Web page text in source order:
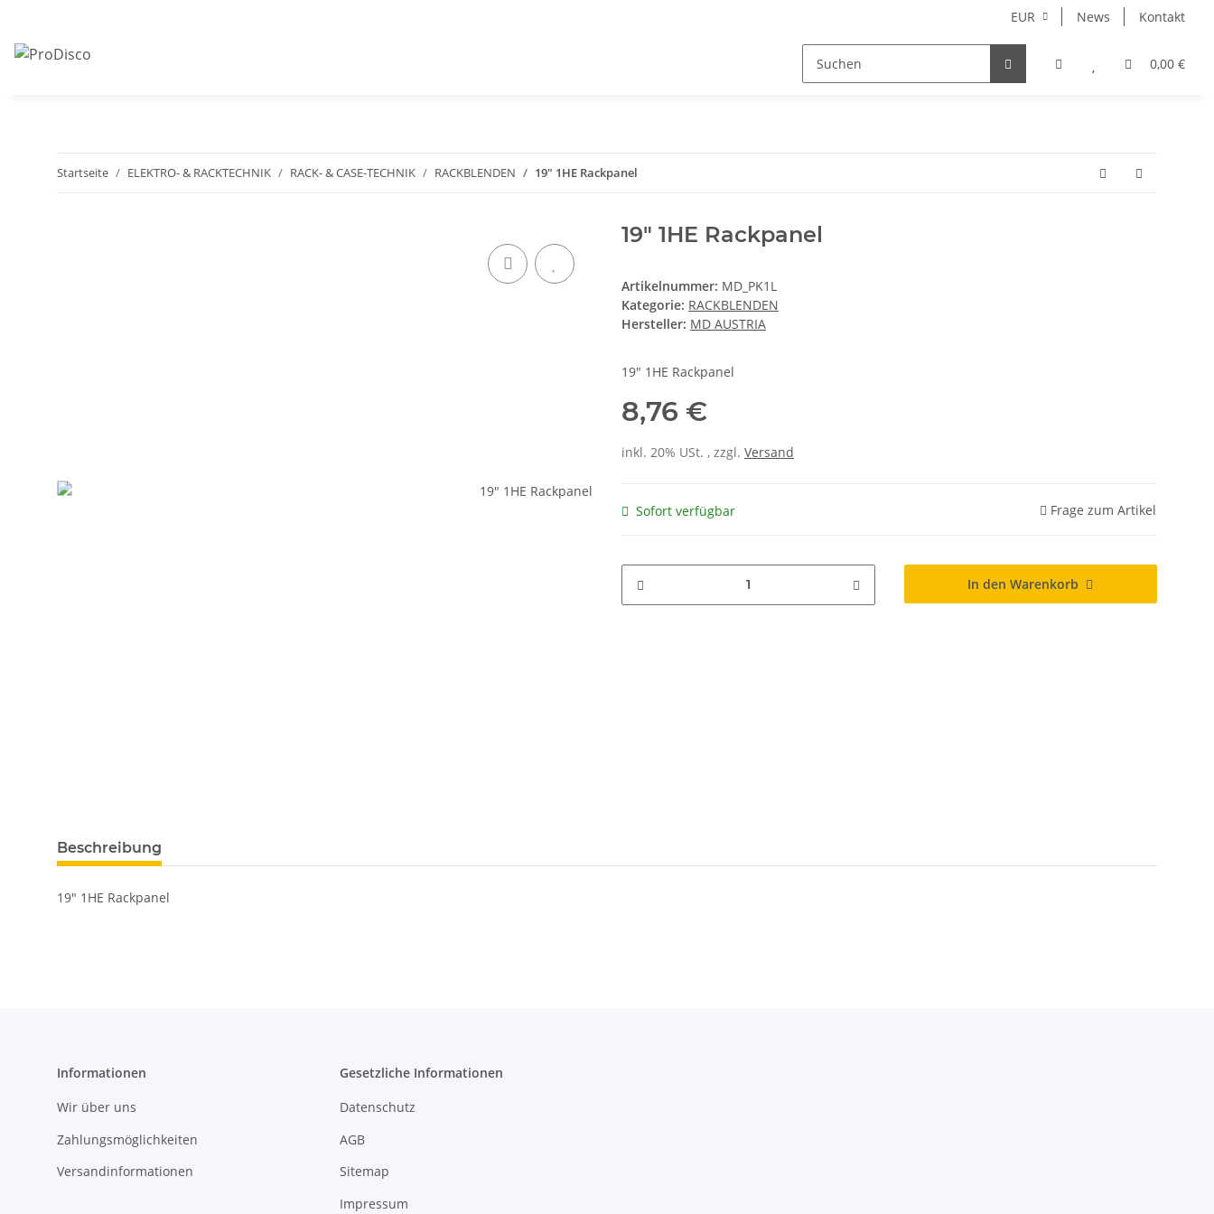
EUR News Kontakt
0,00 €
Startseite ELEKTRO- & RACKTECHNIK RACK- & CASE-TECHNIK RACKBLENDEN 19" 1HE Rackpanel
19" 1HE Rackpanel
Artikelnummer: MD_PK1L
Kategorie: RACKBLENDEN
Hersteller: MD AUSTRIA
19" 1HE Rackpanel
8,76 €
inkl. 20% USt. , zzgl. Versand
Sofort verfügbar Frage zum Artikel
In den Warenkorb
Beschreibung
19" 1HE Rackpanel
Informationen
Wir über uns
Zahlungsmöglichkeiten
Versandinformationen
Gesetzliche Informationen
Datenschutz
AGB
Sitemap
Impressum